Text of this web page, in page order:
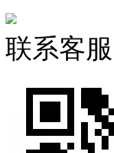
联系客服